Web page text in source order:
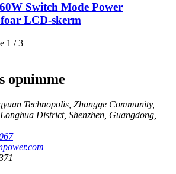
Switch Mode Power
LCD-skerm
1 / 3
opnimme
Technopolis, Zhangge Community,
District, Shenzhen, Guangdong,